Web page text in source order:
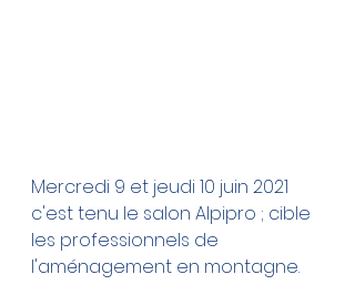
Mercredi 9 et jeudi 10 juin 2021
c'est tenu le salon Alpipro ; cible
les professionnels de
l'aménagement en montagne.